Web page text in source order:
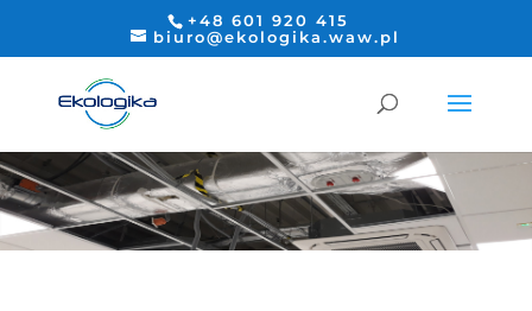
+48 601 920 415
biuro@ekologika.waw.pl